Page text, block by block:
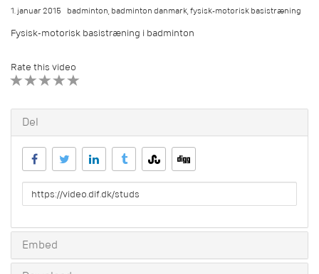
1. januar 2015 badminton,badminton danmark,fysisk-motorisk basistræning
Fysisk-motorisk basistræning i badminton
Rate this video
Del
URL
to
Embed